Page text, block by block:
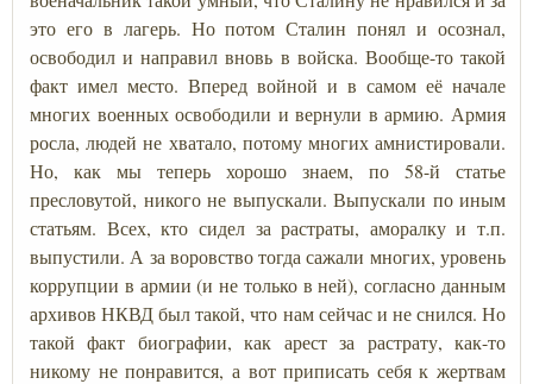
это его в лагерь. Но потом Сталин понял и осознал,
освободил и направил вновь в войска. Вообще-то такой
факт имел место. Вперед войной и в самом её начале
многих военных освободили и вернули в армию. Армия
росла, людей не хватало, потому многих амнистировали.
Но, как мы теперь хорошо знаем, по 58-й статье
пресловутой, никого не выпускали. Выпускали по иным
статьям. Всех, кто сидел за растраты, аморалку и т.п.
выпустили. А за воровство тогда сажали многих, уровень
коррупции в армии (и не только в ней), согласно данным
архивов НКВД был такой, что нам сейчас и не снился. Но
такой факт биографии, как арест за растрату, как-то
никому не понравится, а вот приписать себя к жертвам